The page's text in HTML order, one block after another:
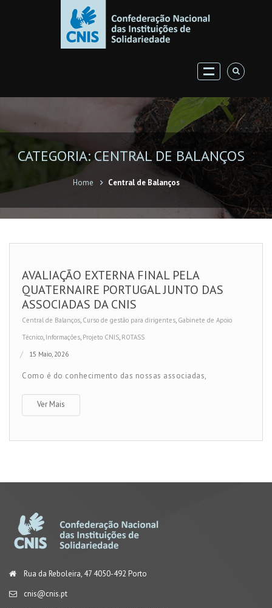
CATEGORIA: CENTRAL DE BALANÇOS
Home Central de Balanços
AVALIAÇÃO EXTERNA FINAL PELA
QUATERNAIRE PORTUGAL JUNTO DAS
ASSOCIADAS DA CNIS
Central de Balanços, Curso de gestão para dirigentes, Gabinete de Apoio
Técnico, Informações, Projeto CNIS, ROTASS
15 Maio, 2026
Como é do conhecimento das nossas associadas,
Ver Mais
Rua da Reboleira, 47 4050-492 Porto
cnis@cnis.pt